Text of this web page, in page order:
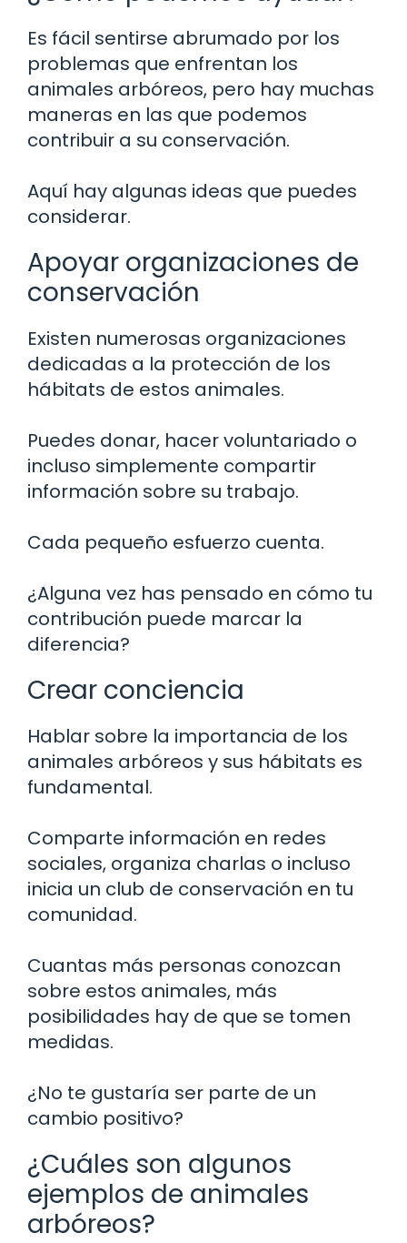
Es fácil sentirse abrumado por los
problemas que enfrentan los
animales arbóreos, pero hay muchas
maneras en las que podemos
contribuir a su conservación.
Aquí hay algunas ideas que puedes
considerar.
Apoyar organizaciones de
conservación
Existen numerosas organizaciones
dedicadas a la protección de los
hábitats de estos animales.
Puedes donar, hacer voluntariado o
incluso simplemente compartir
información sobre su trabajo.
Cada pequeño esfuerzo cuenta.
¿Alguna vez has pensado en cómo tu
contribución puede marcar la
diferencia?
Crear conciencia
Hablar sobre la importancia de los
animales arbóreos y sus hábitats es
fundamental.
Comparte información en redes
sociales, organiza charlas o incluso
inicia un club de conservación en tu
comunidad.
Cuantas más personas conozcan
sobre estos animales, más
posibilidades hay de que se tomen
medidas.
¿No te gustaría ser parte de un
cambio positivo?
¿Cuáles son algunos
ejemplos de animales
arbóreos?